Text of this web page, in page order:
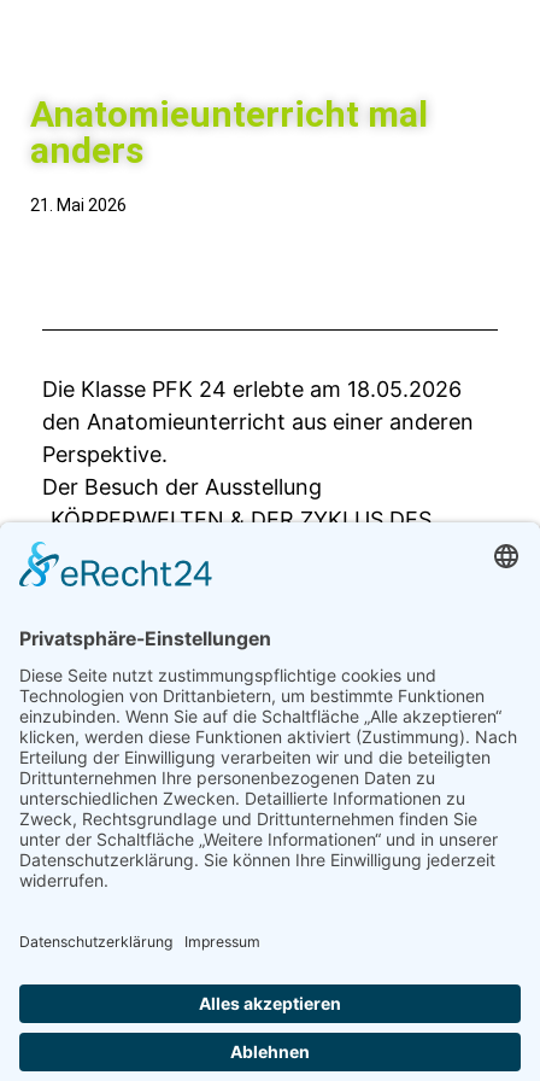
Anatomieunterricht mal
anders
21. Mai 2026
Die Klasse PFK 24 erlebte am 18.05.2026
den Anatomieunterricht aus einer anderen
Perspektive.
Der Besuch der Ausstellung
„KÖRPERWELTEN & DER ZYKLUS DES
LEBENS“ ermöglichte den
Auszubildenenden neue Einblicke in den
Neben dem Aufbau und der Anordnung
gesunder Organe konnten auch zahlreiche
Krankheitsbilder betrachtet werden, die
man so auch in der Pflege nicht zu Gesicht
bekommt. Für die Schülerinnen und Schüler
war es eine gute Möglichkeit zum Ende des
zweiten Ausbildungsjahres ihr Wissen zu
festigen.